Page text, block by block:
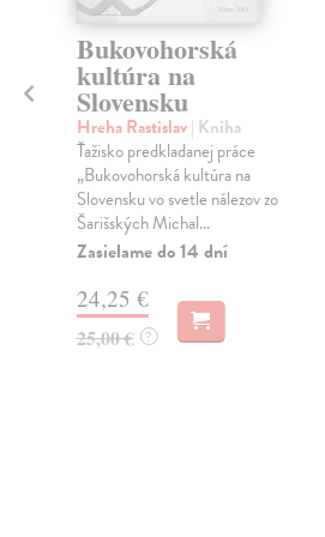
Bukovohorská
kultúra na
Slovensku
Hreha Rastislav| Kniha
Ťažisko predkladanej práce
„Bukovohorská kultúra na
Slovensku vo svetle nálezov zo
Šarišských Michal...
Zasielame do 14 dní
24,25 €
25,00 € ?